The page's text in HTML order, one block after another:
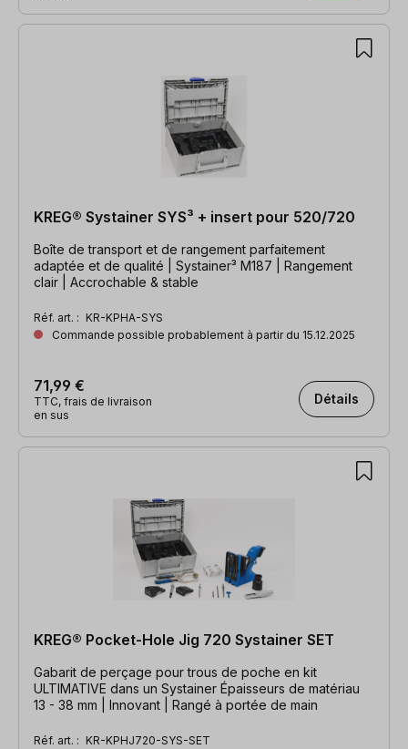
KREG® Systainer SYS³ + insert pour 520/720
Boîte de transport et de rangement parfaitement
adaptée et de qualité | Systainer³ M187 | Rangement
clair | Accrochable & stable
Réf. art. : KR-KPHA-SYS
Commande possible probablement à partir du 15.12.2025
71,99 €
TTC, frais de livraison
en sus
Détails
KREG® Pocket-Hole Jig 720 Systainer SET
Gabarit de perçage pour trous de poche en kit
ULTIMATIVE dans un Systainer Épaisseurs de matériau
13 - 38 mm | Innovant | Rangé à portée de main
Réf. art. : KR-KPHJ720-SYS-SET